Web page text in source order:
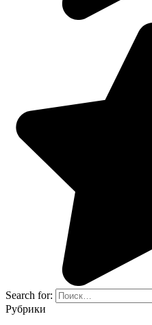
Search for:
Рубрики